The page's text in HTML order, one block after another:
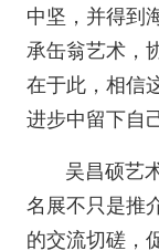
中坚，并得到
承缶翁艺术，
在于此，相信
进步中留下自
吴昌硕艺
名展不只是推
的交流切磋，